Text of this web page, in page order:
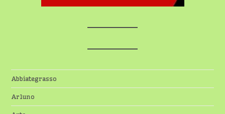
Abbiategrasso
Arluno